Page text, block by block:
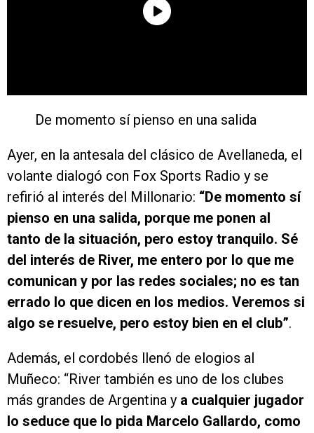
De momento sí pienso en una salida
Ayer, en la antesala del clásico de Avellaneda, el
volante dialogó con Fox Sports Radio y se
refirió al interés del Millonario: “De momento sí
pienso en una salida, porque me ponen al
tanto de la situación, pero estoy tranquilo. Sé
del interés de River, me entero por lo que me
comunican y por las redes sociales; no es tan
errado lo que dicen en los medios. Veremos si
algo se resuelve, pero estoy bien en el club”.
Además, el cordobés llenó de elogios al
Muñeco: “River también es uno de los clubes
más grandes de Argentina y a cualquier jugador
lo seduce que lo pida Marcelo Gallardo, como